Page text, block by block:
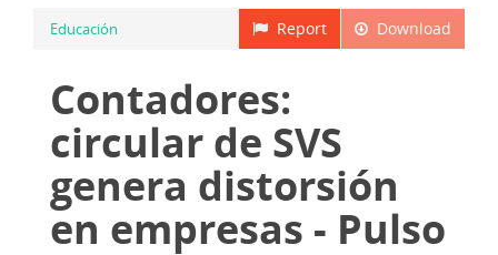
Download
Report
Educación
Contadores:
circular de SVS
genera distorsión
en empresas - Pulso